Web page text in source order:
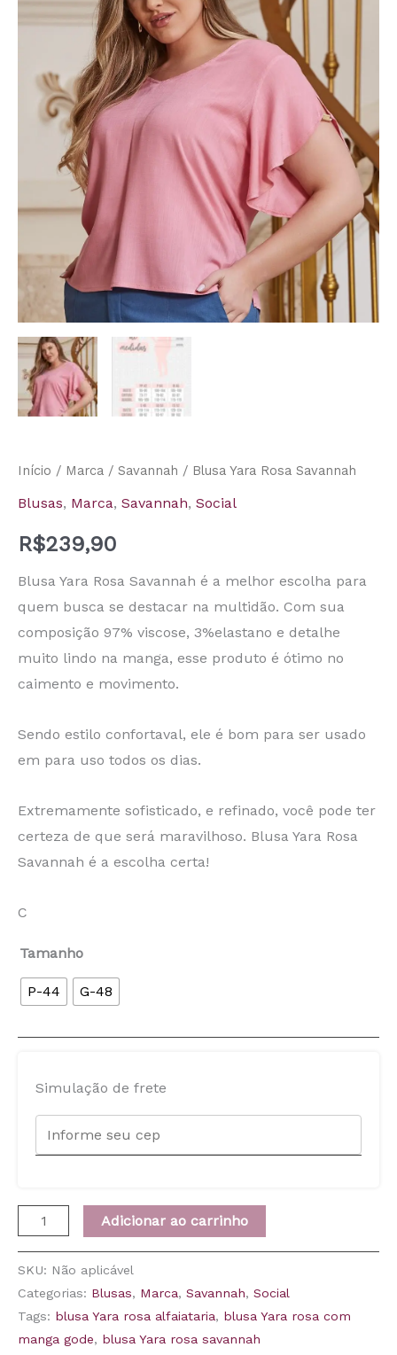
Início / Marca / Savannah / Blusa Yara Rosa Savannah
Blusas, Marca, Savannah, Social
R$239,90
Blusa Yara Rosa Savannah é a melhor escolha para
quem busca se destacar na multidão. Com sua
composição 97% viscose, 3%elastano e detalhe
muito lindo na manga, esse produto é ótimo no
caimento e movimento.
Sendo estilo confortaval, ele é bom para ser usado
em para uso todos os dias.
Extremamente sofisticado, e refinado, você pode ter
certeza de que será maravilhoso. Blusa Yara Rosa
Savannah é a escolha certa!
C
Tamanho
P-44 G-48
Simulação de frete
quantidade
Adicionar ao carrinho
SKU: Não aplicável
Categorias: Blusas, Marca, Savannah, Social
Tags: blusa Yara rosa alfaiataria, blusa Yara rosa com
manga gode, blusa Yara rosa savannah